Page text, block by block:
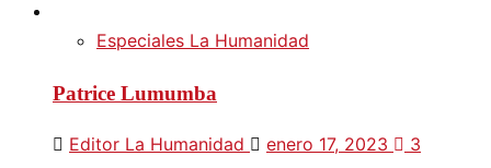
Especiales La Humanidad
Patrice Lumumba
Editor La Humanidad enero 17, 2023 3